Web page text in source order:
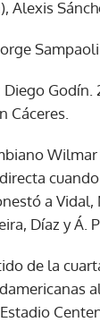
Alexis
Sampaoli.
Diego Godín.
Cáceres.
Wilmar
a Vidal,
Díaz y Á.
de la